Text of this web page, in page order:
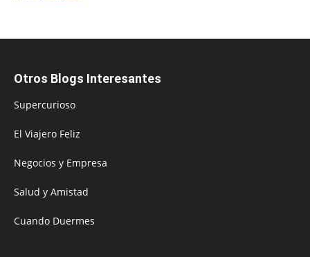
Otros Blogs Interesantes
Supercurioso
El Viajero Feliz
Negocios y Empresa
Salud y Amistad
Cuando Duermes